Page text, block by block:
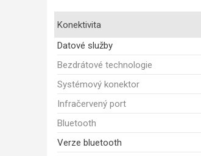
Konektivita
Datové služby
Bezdrátové technologie
Systémový konektor
Infračervený port
Bluetooth
Verze bluetooth